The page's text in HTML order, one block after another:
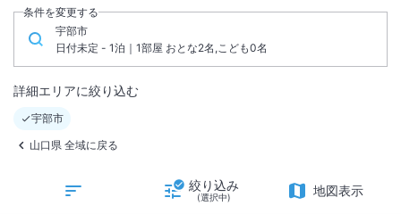
条件を変更する
宇部市
日付未定 - 1泊｜1部屋 おとな2名,こども0名
詳細エリアに絞り込む
宇部市
山口県 全域に戻る
絞り込み
(選択中) 地図表示